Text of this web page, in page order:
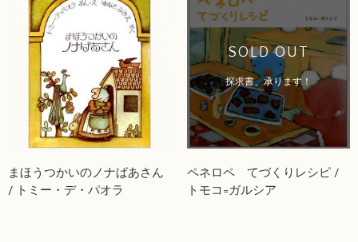
まほうつかいのノナばあさん
/ トミー・デ・パオラ
SOLD OUT
探求書、承ります！
ペネロペ てづくりレシピ /
トモコ=ガルシア